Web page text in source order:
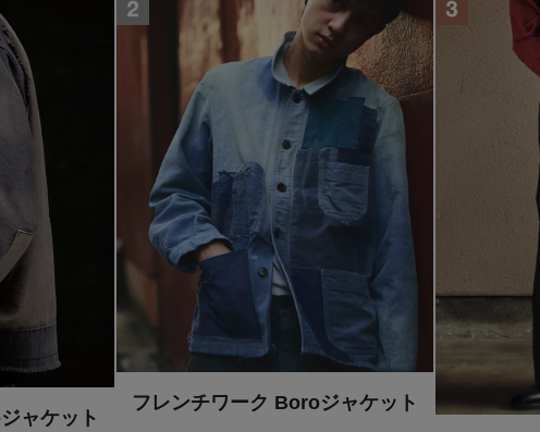
ンを加えています。
の職人と手を取り、新たな技法やアプローチで進化させた新しいモノ作りを
ャケット
フレンチワーク Boroジャケット